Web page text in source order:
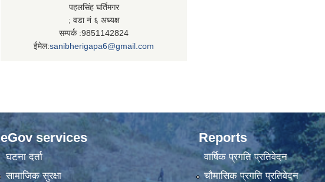
पहलसिंह घर्तिमगर
; वडा नं ६ अध्यक्ष
सम्पर्क :9851142824
ईमेल:sanibherigapa6@gmail.com
eGov services
घटना दर्ता
सामाजिक सुरक्षा
Reports
वार्षिक प्रगति प्रतिवेदन
चौमासिक प्रगति प्रतिवेदन